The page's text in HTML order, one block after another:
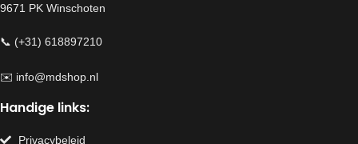
9671 PK Winschoten
📞 (+31) 618897210
✉️ info@mdshop.nl
Handige links:
Privacybeleid